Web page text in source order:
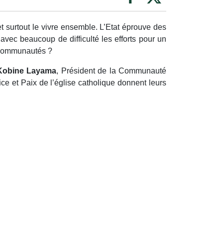
le vivre ensemble. L’Etat éprouve des
beaucoup de difficulté les efforts pour un
?
Layama, Président de la Communauté
et Paix de l’église catholique donnent leurs